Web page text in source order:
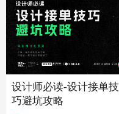
设计师必读-设计接单技
巧避坑攻略